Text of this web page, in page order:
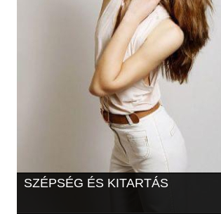
SZÉPSÉG ÉS KITARTÁS